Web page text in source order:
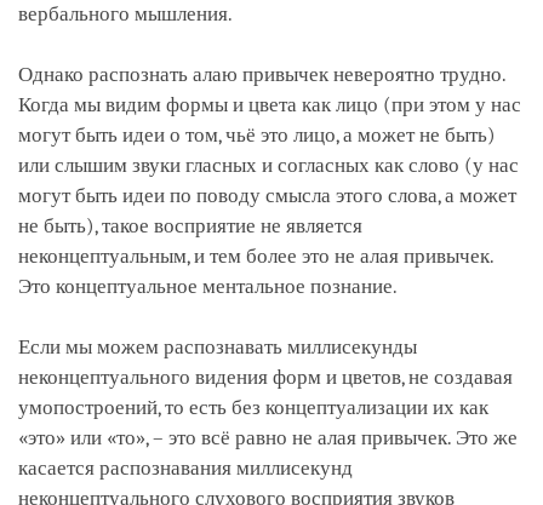
вербального мышления.
Однако распознать алаю привычек невероятно трудно.
Когда мы видим формы и цвета как лицо (при этом у нас
могут быть идеи о том, чьё это лицо, а может не быть)
или слышим звуки гласных и согласных как слово (у нас
могут быть идеи по поводу смысла этого слова, а может
не быть), такое восприятие не является
неконцептуальным, и тем более это не алая привычек.
Это концептуальное ментальное познание.
Если мы можем распознавать миллисекунды
неконцептуального видения форм и цветов, не создавая
умопостроений, то есть без концептуализации их как
«это» или «то», ­– это всё равно не алая привычек. Это же
касается распознавания миллисекунд
неконцептуального слухового восприятия звуков